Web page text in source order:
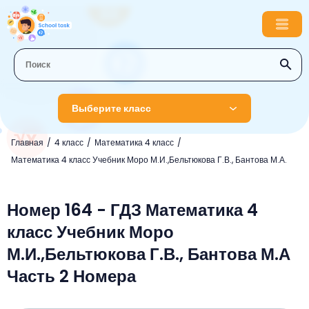
Выберите класс
Главная 4 класс
Математика 4 класс
Математика 4 класс Учебник Моро М.И.,Бельтюкова Г.В., Бантова М.А.
1 класс
Русский язык
Литературное чтение
Окружающий мир
Математика
Английский язык
Информатика
3 класс
Музыка
Окружающий мир
4 класс
Английский язык
5 класс
Номер 164 - ГДЗ Математика 4
класс Учебник Моро
М.И.,Бельтюкова Г.В., Бантова М.А
Часть 2 Номера